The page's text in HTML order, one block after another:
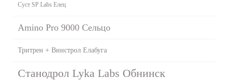
Суст SP Labs Елец
Amino Pro 9000 Сельцо
Тритрен + Винстрол Елабуга
Станодрол Lyka Labs Обнинск